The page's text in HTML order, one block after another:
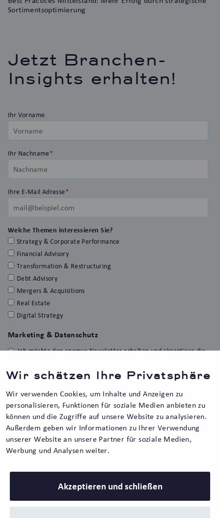
Wir schätzen Ihre Privatsphäre
Wir verwenden Cookies, um Inhalte und Anzeigen zu
personalisieren, Funktionen für soziale Medien anbieten zu
können und die Zugriffe auf unsere Website zu analysieren.
Außerdem geben wir Informationen zu Ihrer Verwendung
unserer Website an unsere Partner für soziale Medien,
Werbung und Analysen weiter.
Akzeptieren und schließen
Sortimentsoptimierung
Jetzt Branchen-
Insights erhalten!
Ihr Vorname
Ihr Nachname*
Ihre E-Mail Adresse*
Welche Themen interessieren Sie?
Strategy & Corporate Performance
Financial Advisory
Transformation & Restructuring
Debt Advisory
Mergers & Acquisitions
Real Estate
Digital Strategy
Marketing & Datenschutz
Ich möchte den enomyc Newsletter erhalten und akzeptiere die
Sie können den Newsletter jederzeit über den Abbestellen-
Link in der Fußzeile jeder E-Mail oder per Mail an
kontakt@enomyc.com abbestellen. Unsere
Datenschutzbestimmungenkönnen Sie hier lesen.